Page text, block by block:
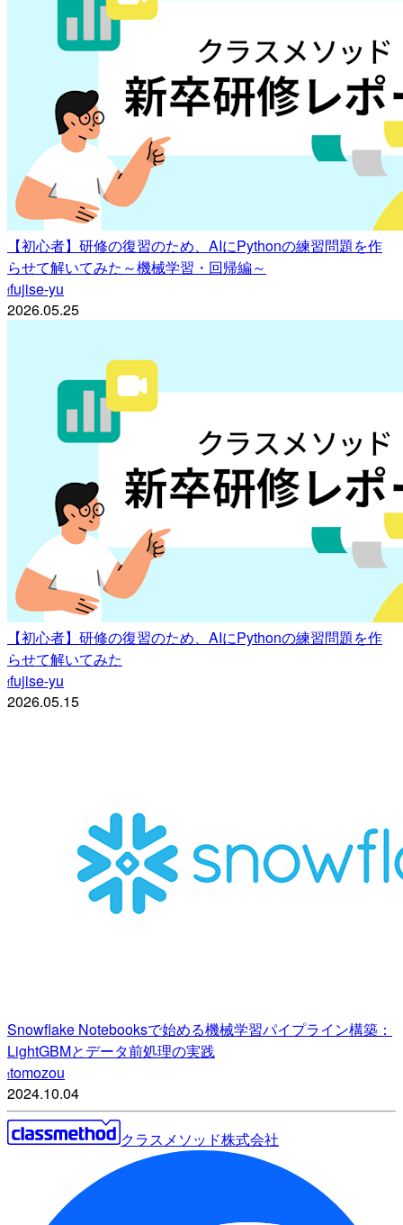
【初心者】研修の復習のため、AIにPythonの練習問題を作
らせて解いてみた～機械学習・回帰編～
ffujise-yu
2026.05.25
【初心者】研修の復習のため、AIにPythonの練習問題を作
らせて解いてみた
ffujise-yu
2026.05.15
Snowflake Notebooksで始める機械学習パイプライン構築：
LightGBMとデータ前処理の実践
ttomozou
2024.10.04
クラスメソッド株式会社